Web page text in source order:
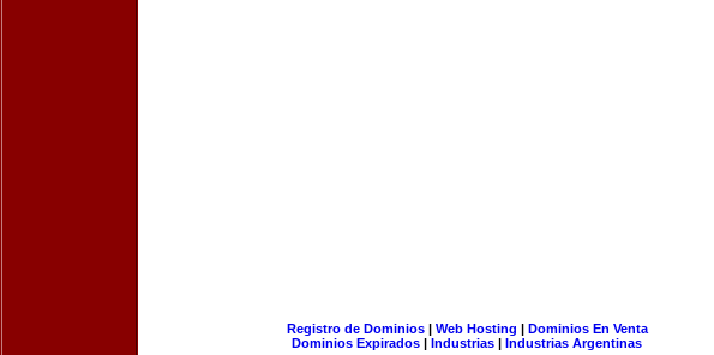
Registro de Dominios| Web Hosting | Dominios En Venta
Dominios Expirados | Industrias | Industrias Argentinas